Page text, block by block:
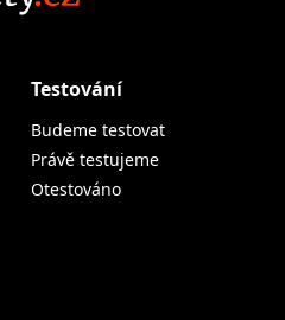
Testování
Budeme testovat
Právě testujeme
Otestováno